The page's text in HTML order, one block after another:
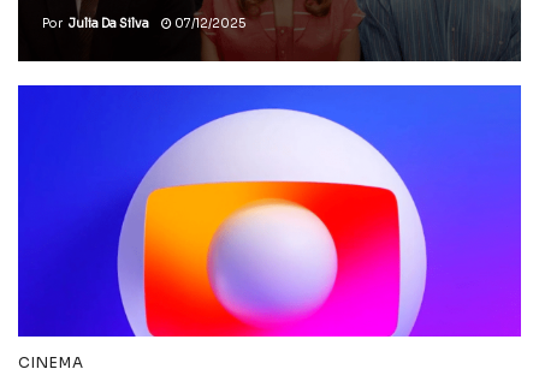
Por Julia Da Silva 07/12/2025
CINEMA